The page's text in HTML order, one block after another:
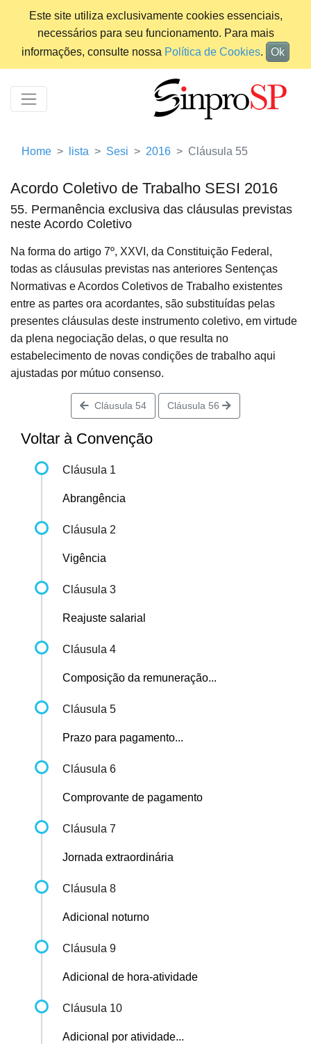
Este site utiliza exclusivamente cookies essenciais,
necessários para seu funcionamento. Para mais
informações, consulte nossa Política de Cookies. Ok
Home lista Sesi 2016 Cláusula 55
Acordo Coletivo de Trabalho SESI 2016
55. Permanência exclusiva das cláusulas previstas
neste Acordo Coletivo
Na forma do artigo 7º, XXVI, da Constituição Federal,
todas as cláusulas previstas nas anteriores Sentenças
Normativas e Acordos Coletivos de Trabalho existentes
entre as partes ora acordantes, são substituídas pelas
presentes cláusulas deste instrumento coletivo, em virtude
da plena negociação delas, o que resulta no
estabelecimento de novas condições de trabalho aqui
ajustadas por mútuo consenso.
Cláusula 54 Cláusula 56
Voltar à Convenção
Cláusula 1
Abrangência
Cláusula 2
Vigência
Cláusula 3
Reajuste salarial
Cláusula 4
Composição da remuneração...
Cláusula 5
Prazo para pagamento...
Cláusula 6
Comprovante de pagamento
Cláusula 7
Jornada extraordinária
Cláusula 8
Adicional noturno
Cláusula 9
Adicional de hora-atividade
Cláusula 10
Adicional por atividade...